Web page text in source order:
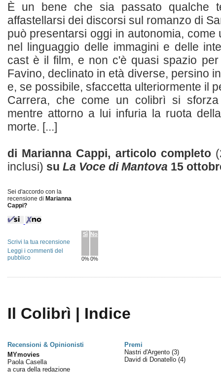
È un bene che sia passato qualche
affastellarsi dei discorsi sul romanzo di
può presentarsi oggi in autonomia, come
nel linguaggio delle immagini e delle
cast è il film, e non c'è quasi spazio
Favino, declinato in età diverse, persino
e, se possibile, sfaccetta ulteriormente il
Carrera, che come un colibrì si
mentre attorno a lui infuria la ruota
morte. [...]
di Marianna Cappi, articolo completo
inclusi) su La Voce di Mantova 15
Sei d'accordo con la
recensione di Marianna
Cappi?
Sì
0%
No
0%
Scrivi la tua recensione
Leggi i commenti del
pubblico
Il Colibrì | Indice
Recensioni & Opinionisti
Premi
MYmovies
Paola Casella
a cura della redazione
Nastri d'Argento (3)
David di Donatello (4)